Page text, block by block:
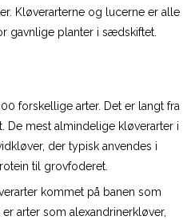
Kløverarterne og lucerne er alle
gavnlige planter i sædskiftet.
forskellige arter. Det er langt fra
De mest almindelige kløverarter i
der typisk anvendes i
til grovfoderet.
kommet på banen som
arter som alexandrinerkløver,